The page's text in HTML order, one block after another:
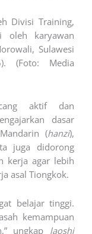
Divisi Training,
oleh karyawan
Sulawesi
(Foto: Media
aktif dan
dasar
(hanzi),
juga didorong
kerja agar lebih
asal Tiongkok.
belajar tinggi.
kemampuan
ungkap laoshi